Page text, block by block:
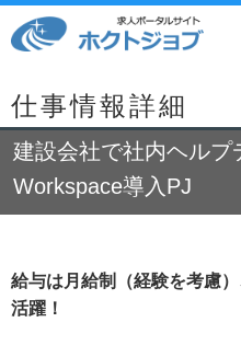
仕事情報詳細
建設会社で社内ヘル
Workspace導入PJ
給与は月給制（経験を考慮
活躍！